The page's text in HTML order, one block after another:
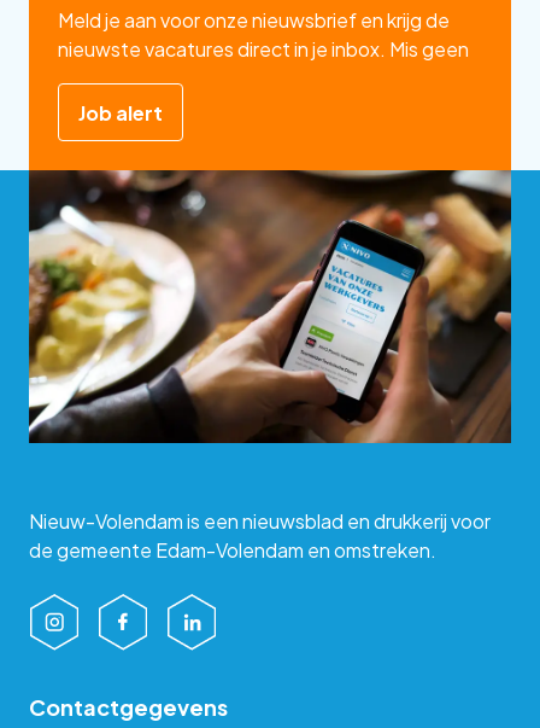
Meld je aan voor onze nieuwsbrief en krijg de
nieuwste vacatures direct in je inbox. Mis geen
enkele kans op jouw ideale baan!
Job alert
Nieuw-Volendam is een nieuwsblad en drukkerij voor
de gemeente Edam-Volendam en omstreken.
Contactgegevens